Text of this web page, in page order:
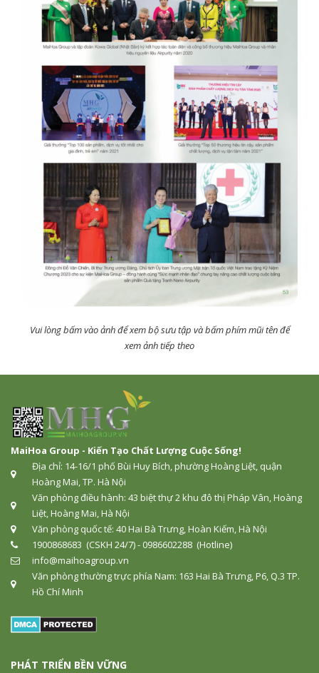
Vui lòng bấm vào ảnh để xem bộ sưu tập và bấm phím mũi tên để
xem ảnh tiếp theo
MaiHoa Group - Kiến Tạo Chất Lượng Cuộc Sống!
Địa chỉ: 14-16/1 phố Bùi Huy Bích, phường Hoàng Liệt, quận
Hoàng Mai, TP. Hà Nội
Văn phòng điều hành: 43 biệt thự 2 khu đô thị Pháp Vân, Hoàng
Liệt, Hoàng Mai, Hà Nội
Văn phòng quốc tế: 40 Hai Bà Trưng, Hoàn Kiếm, Hà Nội
1900868683 (CSKH 24/7) - 0986602288 (Hotline)
info@maihoagroup.vn
Văn phòng thường trực phía Nam: 163 Hai Bà Trưng, P6, Q.3 TP.
Hồ Chí Minh
PHÁT TRIỂN BỀN VỮNG